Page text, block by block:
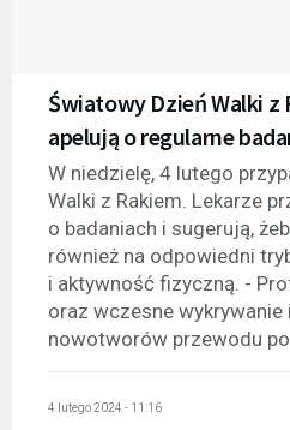
Światowy Dzień Walki z
apelują o regularne
W niedzielę, 4 lutego
Walki z Rakiem. Lekarze
o badaniach i sugerują,
również na odpowiedni
i aktywność fizyczną. -
oraz wczesne wykrywanie
nowotworów przewodu
4 lutego 2024 - 11:16